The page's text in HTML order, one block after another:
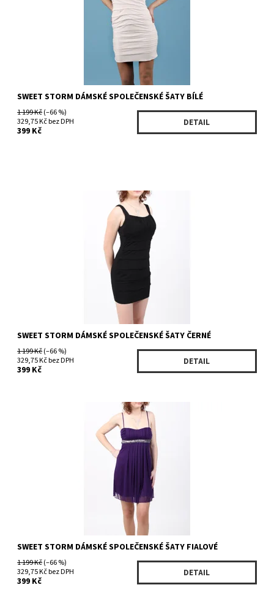
SWEET STORM DÁMSKÉ SPOLEČENSKÉ ŠATY BÍLÉ
1 199 Kč(–66 %)
329,75 Kč bez DPH
399 Kč
DETAIL
Skladem 1 ks
SWEET STORM
SWEET STORM DÁMSKÉ SPOLEČENSKÉ ŠATY ČERNÉ
1 199 Kč(–66 %)
329,75 Kč bez DPH
399 Kč
DETAIL
Skladem 1 ks
24007PR
SWEET STORM
SWEET STORM DÁMSKÉ SPOLEČENSKÉ ŠATY FIALOVÉ
1 199 Kč(–66 %)
329,75 Kč bez DPH
399 Kč
DETAIL